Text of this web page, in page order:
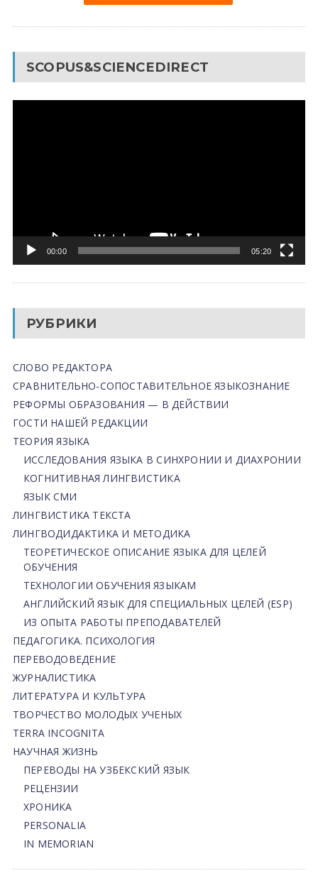
SCOPUS&SCIENCEDIRECT
00:00 05:20
РУБРИКИ
СЛОВО РЕДАКТОРА
СРАВНИТЕЛЬНО-СОПОСТАВИТЕЛЬНОЕ ЯЗЫКОЗНАНИЕ
РЕФОРМЫ ОБРАЗОВАНИЯ — В ДЕЙСТВИИ
ГОСТИ НАШЕЙ РЕДАКЦИИ
ТЕОРИЯ ЯЗЫКА
ИССЛЕДОВАНИЯ ЯЗЫКА В СИНХРОНИИ И ДИАХРОНИИ
КОГНИТИВНАЯ ЛИНГВИСТИКА
ЯЗЫК СМИ
ЛИНГВИСТИКА ТЕКСТА
ЛИНГВОДИДАКТИКА И МЕТОДИКА
ТЕОРЕТИЧЕСКОЕ ОПИСАНИЕ ЯЗЫКА ДЛЯ ЦЕЛЕЙ
ОБУЧЕНИЯ
ТЕХНОЛОГИИ ОБУЧЕНИЯ ЯЗЫКАМ
АНГЛИЙСКИЙ ЯЗЫК ДЛЯ СПЕЦИАЛЬНЫХ ЦЕЛЕЙ (ESP)
ИЗ ОПЫТА РАБОТЫ ПРЕПОДАВАТЕЛЕЙ
ПЕДАГОГИКА. ПСИХОЛОГИЯ
ПЕРЕВОДОВЕДЕНИЕ
ЖУРНАЛИСТИКА
ЛИТЕРАТУРА И КУЛЬТУРА
ТВОРЧЕСТВО МОЛОДЫХ УЧЕНЫХ
TERRA INCOGNITA
НАУЧНАЯ ЖИЗНЬ
ПЕРЕВОДЫ НА УЗБЕКСКИЙ ЯЗЫК
РЕЦЕНЗИИ
ХРОНИКА
PERSONALIA
IN MEMORIAN